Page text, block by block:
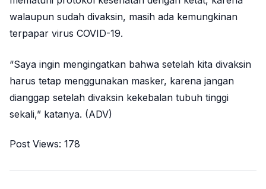
walaupun sudah divaksin, masih ada kemungkinan
terpapar virus COVID-19.
“Saya ingin mengingatkan bahwa setelah kita divaksin
harus tetap menggunakan masker, karena jangan
dianggap setelah divaksin kekebalan tubuh tinggi
sekali,” katanya. (ADV)
Post Views: 178